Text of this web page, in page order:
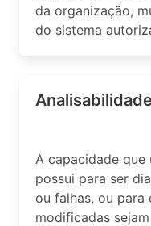
da organização,
do sistema
Analisabilidade
A capacidade
possui para ser
ou falhas, ou para
modificadas